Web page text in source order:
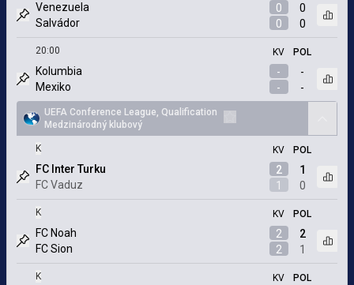
Označený zápas
Venezuela
Salvádor
0
0
0
0
Označený zápas
20:00
Kolumbia
Mexiko
-
-
-
-
KV POL
UEFA Conference League, Qualification
Medzinárodný klubový
Označený zápas
K
FC Inter Turku
FC Vaduz
2
1
1
0
KV POL
Označený zápas
K
FC Noah
FC Sion
2
2
2
1
KV POL
K KV POL